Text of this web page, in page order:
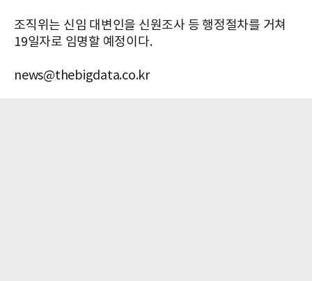
조직위는 신임 대변인을 신원조사 등 행정절차를 거쳐
19일자로 임명할 예정이다.
news@thebigdata.co.kr